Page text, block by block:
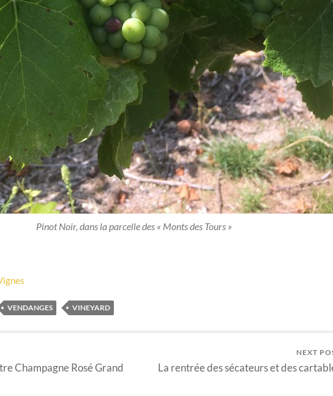
Pinot Noir, dans la parcelle des « Monts des Tours »
VENDANGES VINEYARD
Champagne Rosé Grand
NEXT
La rentrée des sécateurs et des